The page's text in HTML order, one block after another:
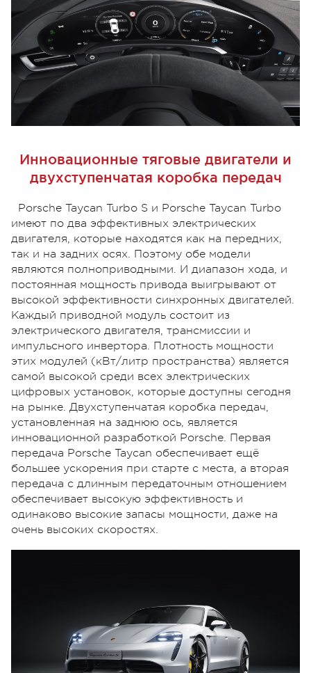
Инновационные тяговые двигатели и
двухступенчатая коробка передач
Porsche Taycan Turbo S и Porsche Taycan Turbo
имеют по два эффективных электрических
двигателя, которые находятся как на передних,
так и на задних осях. Поэтому обе модели
являются полноприводными. И диапазон хода, и
постоянная мощность привода выигрывают от
высокой эффективности синхронных двигателей.
Каждый приводной модуль состоит из
электрического двигателя, трансмиссии и
импульсного инвертора. Плотность мощности
этих модулей (кВт/литр пространства) является
самой высокой среди всех электрических
цифровых установок, которые доступны сегодня
на рынке. Двухступенчатая коробка передач,
установленная на заднюю ось, является
инновационной разработкой Porsche. Первая
передача Porsche Taycan обеспечивает ещё
большее ускорения при старте с места, а вторая
передача с длинным передаточным отношением
обеспечивает высокую эффективность и
одинаково высокие запасы мощности, даже на
очень высоких скоростях.